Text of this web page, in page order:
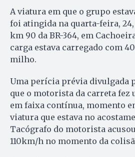
A viatura em que o grupo
foi atingida na quarta-feira,
km 90 da BR-364, em
carga estava carregado com
milho.
Uma perícia prévia divulgada
que o motorista da carreta fez
em faixa contínua, momento
viatura que estava no
Tacógrafo do motorista
110km/h no momento da